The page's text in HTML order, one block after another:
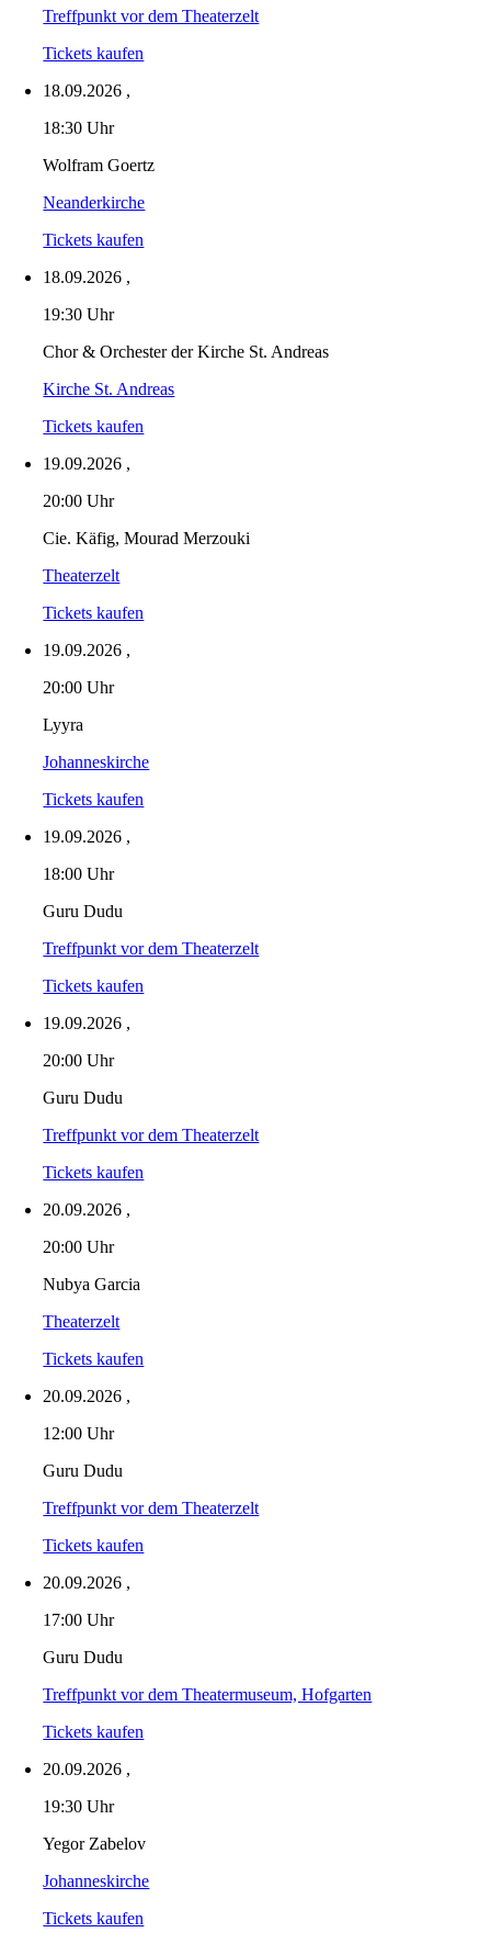
Treffpunkt vor dem Theaterzelt
Tickets kaufen
18.09.2026 ,
18:30 Uhr
Wolfram Goertz
Neanderkirche
Tickets kaufen
18.09.2026 ,
19:30 Uhr
Chor & Orchester der Kirche St. Andreas
Kirche St. Andreas
Tickets kaufen
19.09.2026 ,
20:00 Uhr
Cie. Käfig, Mourad Merzouki
Theaterzelt
Tickets kaufen
19.09.2026 ,
20:00 Uhr
Lyyra
Johanneskirche
Tickets kaufen
19.09.2026 ,
18:00 Uhr
Guru Dudu
Treffpunkt vor dem Theaterzelt
Tickets kaufen
19.09.2026 ,
20:00 Uhr
Guru Dudu
Treffpunkt vor dem Theaterzelt
Tickets kaufen
20.09.2026 ,
20:00 Uhr
Nubya Garcia
Theaterzelt
Tickets kaufen
20.09.2026 ,
12:00 Uhr
Guru Dudu
Treffpunkt vor dem Theaterzelt
Tickets kaufen
20.09.2026 ,
17:00 Uhr
Guru Dudu
Treffpunkt vor dem Theatermuseum, Hofgarten
Tickets kaufen
20.09.2026 ,
19:30 Uhr
Yegor Zabelov
Johanneskirche
Tickets kaufen